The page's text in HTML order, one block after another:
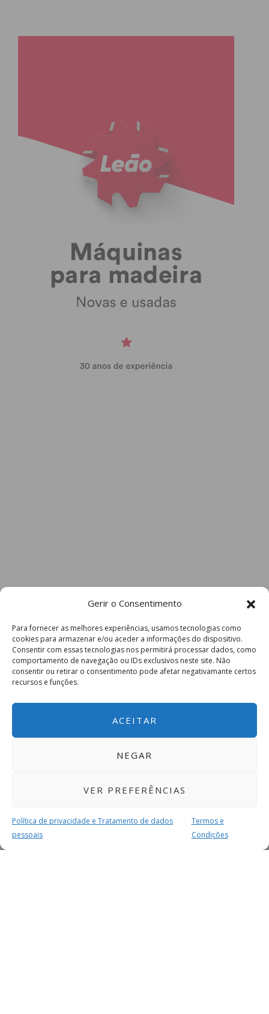
Gerir o Consentimento
Para fornecer as melhores experiências, usamos tecnologias como
cookies para armazenar e/ou aceder a informações do dispositivo.
Consentir com essas tecnologias nos permitirá processar dados, como
comportamento de navegação ou IDs exclusivos neste site. Não
consentir ou retirar o consentimento pode afetar negativamante certos
recursos e funções.
ACEITAR
NEGAR
VER PREFERÊNCIAS
Política de privacidade e Tratamento de dados
pessoais
Termos e
Condições